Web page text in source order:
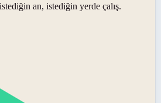
an, istediğin yerde çalış.